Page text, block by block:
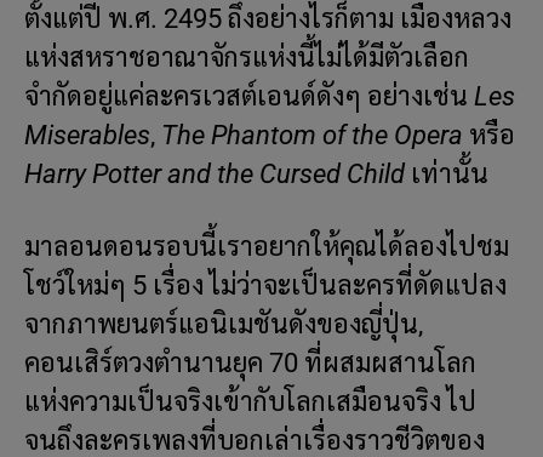
ตั้งแต่ปี พ.ศ. 2495 ถึงอย่างไรก็ตาม เมืองหลวง
แห่งสหราชอาณาจักรแห่งนี้ไม่ได้มีตัวเลือก
จำกัดอยู่แค่ละครเวสต์เอนด์ดังๆ อย่างเช่น Les
Miserables, The Phantom of the Opera หรือ
Harry Potter and the Cursed Child เท่านั้น
มาลอนดอนรอบนี้เราอยากให้คุณได้ลองไปชม
โชว์ใหม่ๆ 5 เรื่อง ไม่ว่าจะเป็นละครที่ดัดแปลง
จากภาพยนตร์แอนิเมชันดังของญี่ปุ่น,
คอนเสิร์ตวงตำนานยุค 70 ที่ผสมผสานโลก
แห่งความเป็นจริงเข้ากับโลกเสมือนจริง ไป
จนถึงละครเพลงที่บอกเล่าเรื่องราวชีวิตของ